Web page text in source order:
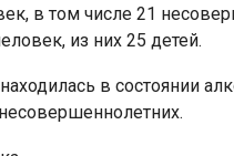
в том числе 21
из них 25 детей.
в состоянии